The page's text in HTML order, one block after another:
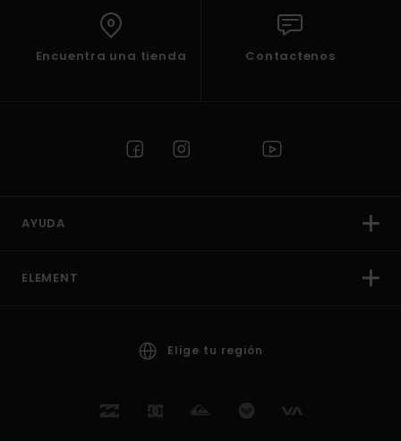
Encuentra una tienda Contactenos
AYUDA
ELEMENT
Elige tu región